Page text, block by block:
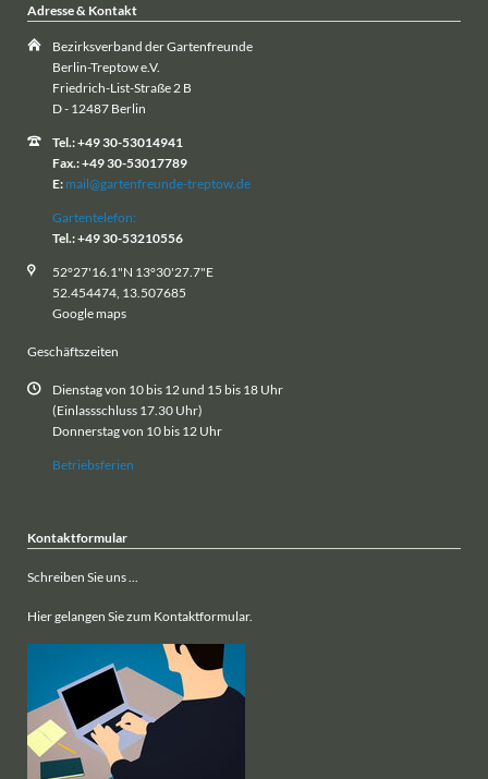
Adresse & Kontakt
Bezirksverband der Gartenfreunde
Berlin-Treptow e.V.
Friedrich-List-Straße 2 B
D - 12487 Berlin
Tel.: +49 30-53014941
Fax.: +49 30-53017789
E: mail@gartenfreunde-treptow.de
Gartentelefon:
Tel.: +49 30-53210556
52°27'16.1"N 13°30'27.7"E
52.454474, 13.507685
Google maps
Geschäftszeiten
Dienstag von 10 bis 12 und 15 bis 18 Uhr
(Einlassschluss 17.30 Uhr)
Donnerstag von 10 bis 12 Uhr
Betriebsferien
Kontaktformular
Schreiben Sie uns ...
Hier gelangen Sie zum Kontaktformular.